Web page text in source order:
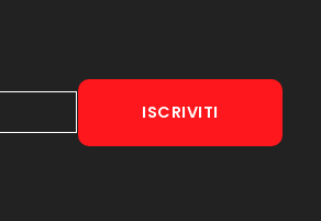
ISCRIVITI